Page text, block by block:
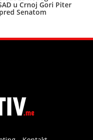
u Crnoj Gori Piter
Senatom